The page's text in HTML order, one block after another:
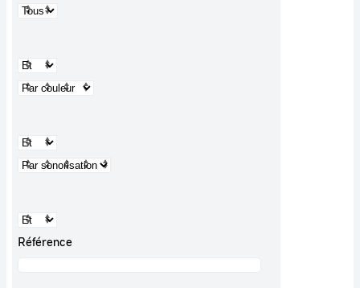
Référence